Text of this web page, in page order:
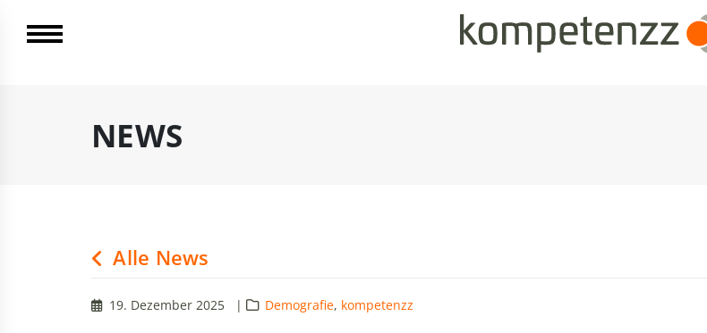
NEWS
Alle News
19. Dezember 2025 | Demografie, kompetenzz